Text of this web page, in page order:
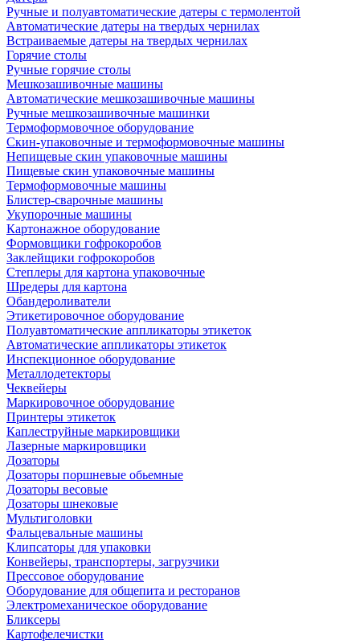
Ручные и полуавтоматические датеры с термолентой
Автоматические датеры на твердых чернилах
Встраиваемые датеры на твердых чернилах
Горячие столы
Ручные горячие столы
Мешкозашивочные машины
Автоматические мешкозашивочные машины
Ручные мешкозашивочные машинки
Термоформовочное оборудование
Скин-упаковочные и термоформовочные машины
Непищевые скин упаковочные машины
Пищевые скин упаковочные машины
Термоформовочные машины
Блистер-сварочные машины
Укупорочные машины
Картонажное оборудование
Формовщики гофрокоробов
Заклейщики гофрокоробов
Степлеры для картона упаковочные
Шредеры для картона
Обандероливатели
Этикетировочное оборудование
Полуавтоматические аппликаторы этикеток
Автоматические аппликаторы этикеток
Инспекционное оборудование
Металлодетекторы
Чеквейеры
Маркировочное оборудование
Принтеры этикеток
Каплеструйные маркировщики
Лазерные маркировщики
Дозаторы
Дозаторы поршневые обьемные
Дозаторы весовые
Дозаторы шнековые
Мультиголовки
Фальцевальные машины
Клипсаторы для упаковки
Конвейеры, транспортеры, загрузчики
Прессовое оборудование
Оборудование для общепита и ресторанов
Электромеханическое оборудование
Бликсеры
Картофелечистки